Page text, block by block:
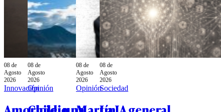
08 de
Agosto
2026
Innovación
08 de
Agosto
2026
Opinión
08 de
Agosto
2026
Opinión
08 de
Agosto
2026
Sociedad